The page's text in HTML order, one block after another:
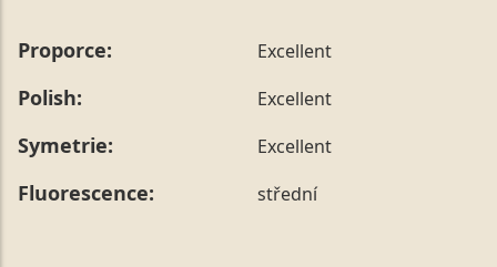
Proporce: Excellent
Polish: Excellent
Symetrie: Excellent
Fluorescence: střední